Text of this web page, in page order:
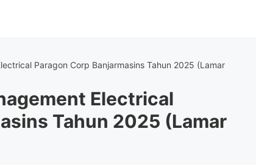
Paragon Corp Banjarmasins Tahun 2025 (Lamar
Electrical
Tahun 2025 (Lamar